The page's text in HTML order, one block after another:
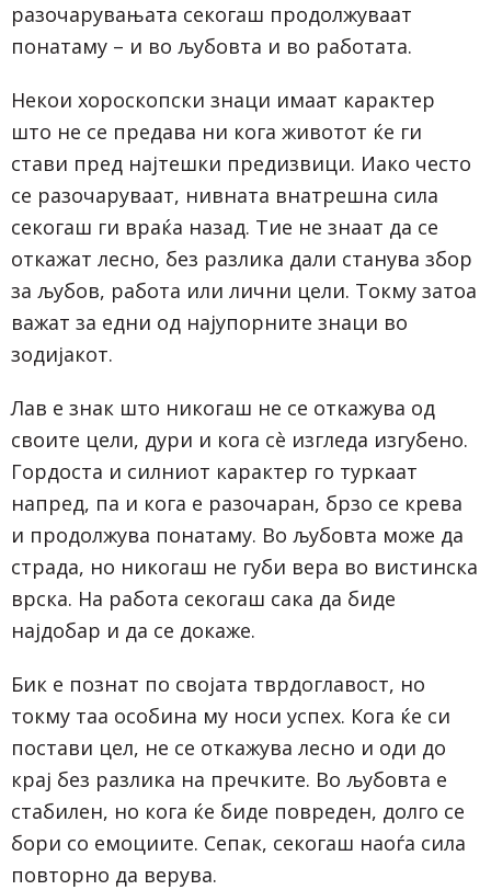
разочарувањата секогаш продолжуваат
понатаму – и во љубовта и во работата.
Некои хороскопски знаци имаат карактер
што не се предава ни кога животот ќе ги
стави пред најтешки предизвици. Иако често
се разочаруваат, нивната внатрешна сила
секогаш ги враќа назад. Тие не знаат да се
откажат лесно, без разлика дали станува збор
за љубов, работа или лични цели. Токму затоа
важат за едни од најупорните знаци во
зодијакот.
Лав е знак што никогаш не се откажува од
своите цели, дури и кога сè изгледа изгубено.
Гордоста и силниот карактер го туркаат
напред, па и кога е разочаран, брзо се крева
и продолжува понатаму. Во љубовта може да
страда, но никогаш не губи вера во вистинска
врска. На работа секогаш сака да биде
најдобар и да се докаже.
Бик е познат по својата тврдоглавост, но
токму таа особина му носи успех. Кога ќе си
постави цел, не се откажува лесно и оди до
крај без разлика на пречките. Во љубовта е
стабилен, но кога ќе биде повреден, долго се
бори со емоциите. Сепак, секогаш наоѓа сила
повторно да верува.